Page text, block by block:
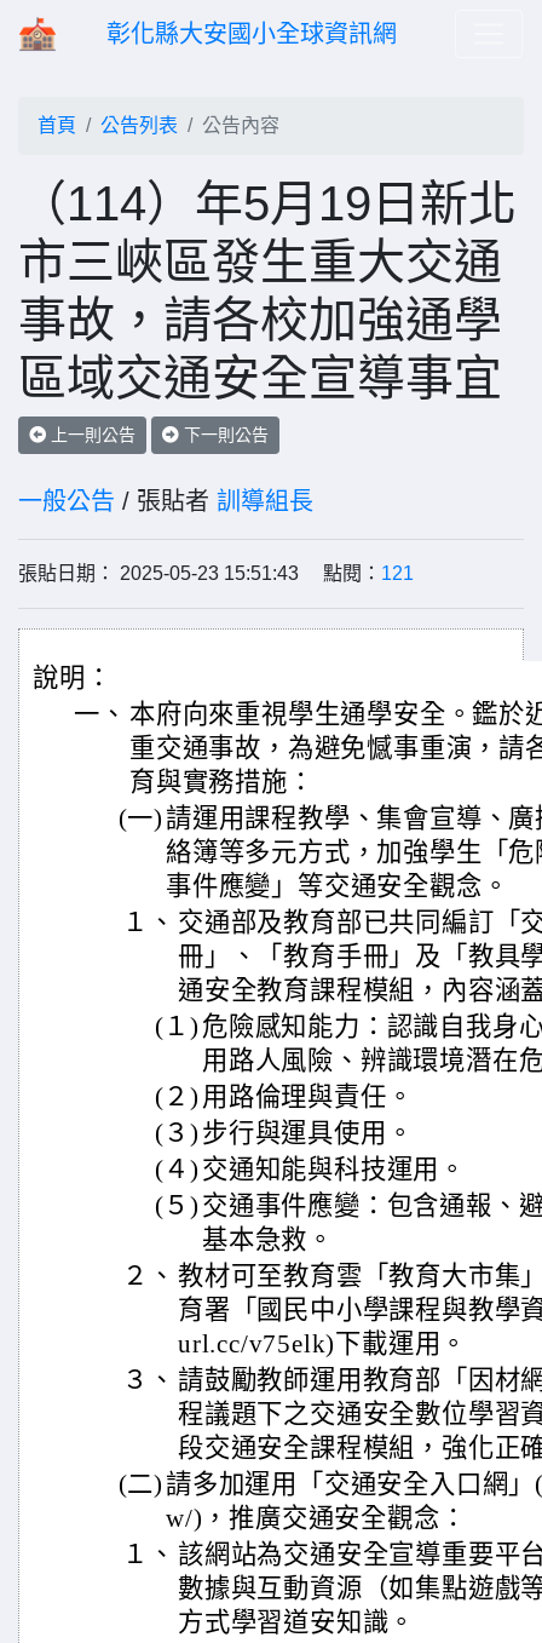
彰化縣大安國小全球資訊網
首頁 公告列表 公告內容
（114）年5月19日新北
市三峽區發生重大交通
事故，請各校加強通學
區域交通安全宣導事宜
上一則公告 下一則公告
一般公告 / 張貼者 訓導組長
張貼日期： 2025-05-23 15:51:43 點閱： 121
說明：
一、 本府向來重視學生通學安全。鑑於
重交通事故，為避免憾事重演，請
育與實務措施：
(一) 請運用課程教學、集會宣導、
絡簿等多元方式，加強學生「
事件應變」等交通安全觀念。
１、 交通部及教育部已共同編訂「
冊」、「教育手冊」及「教具
通安全教育課程模組，內容涵
(１) 危險感知能力：認識自我身
用路人風險、辨識環境潛在
(２) 用路倫理與責任。
(３) 步行與運具使用。
(４) 交通知能與科技運用。
(５) 交通事件應變：包含通報、
基本急救。
２、 教材可至教育雲「教育大市集
育署「國民中小學課程與教學
url.cc/v75elk)下載運用。
３、 請鼓勵教師運用教育部「因材
程議題下之交通安全數位學習
段交通安全課程模組，強化正
(二) 請多加運用「交通安全入口網
w/)，推廣交通安全觀念：
１、 該網站為交通安全宣導重要平
數據與互動資源（如集點遊戲
方式學習道安知識。